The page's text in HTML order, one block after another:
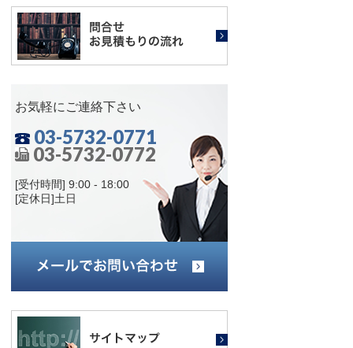
お気軽にご連絡下さい
03-5732-0771
03-5732-0772
[受付時間] 9:00 - 18:00
[定休日]土日